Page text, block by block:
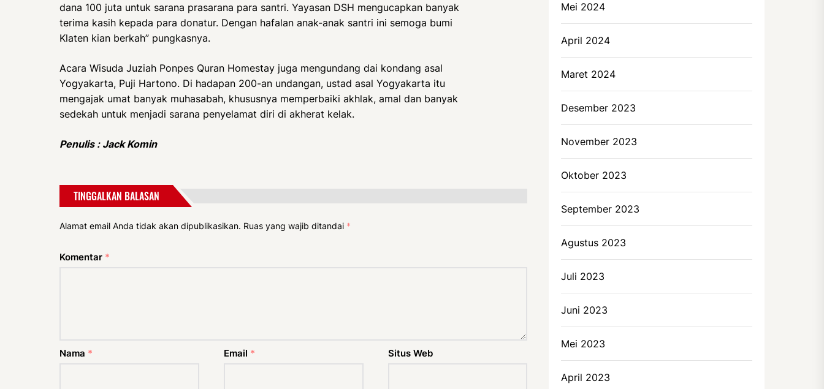
dana 100 juta untuk sarana prasarana para santri. Yayasan DSH mengucapkan banyak
terima kasih kepada para donatur. Dengan hafalan anak-anak santri ini semoga bumi
Klaten kian berkah” pungkasnya.
Acara Wisuda Juziah Ponpes Quran Homestay juga mengundang dai kondang asal
Yogyakarta, Puji Hartono. Di hadapan 200-an undangan, ustad asal Yogyakarta itu
mengajak umat banyak muhasabah, khususnya memperbaiki akhlak, amal dan banyak
sedekah untuk menjadi sarana penyelamat diri di akherat kelak.
Penulis : Jack Komin
TINGGALKAN BALASAN
Alamat email Anda tidak akan dipublikasikan. Ruas yang wajib ditandai *
Komentar *
Nama * Email * Situs Web
Mei 2024
April 2024
Maret 2024
Desember 2023
November 2023
Oktober 2023
September 2023
Agustus 2023
Juli 2023
Juni 2023
Mei 2023
April 2023